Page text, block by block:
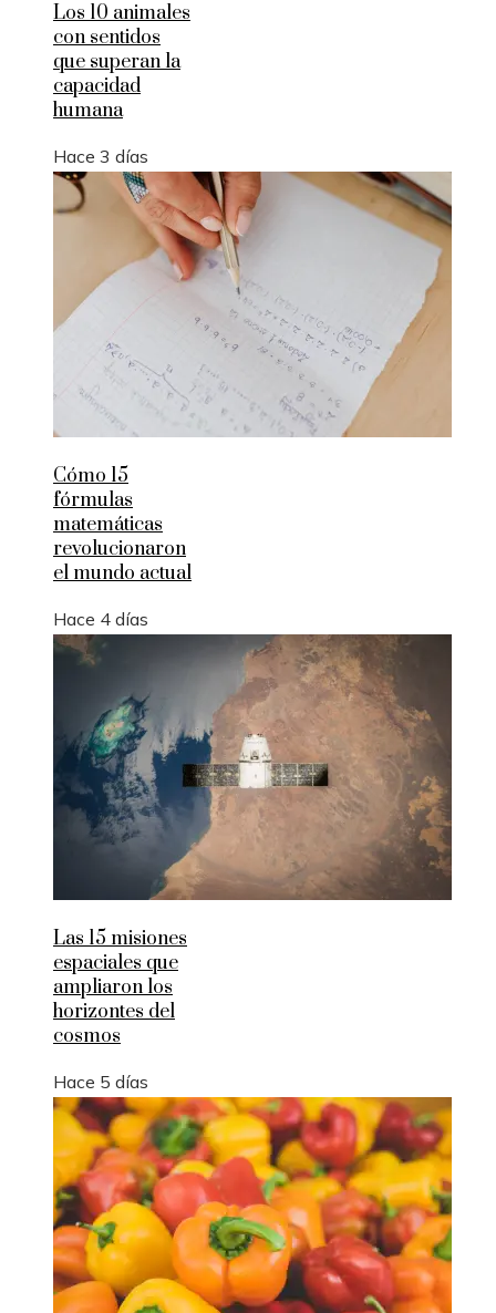
Los 10 animales
con sentidos
que superan la
capacidad
humana
Hace 3 días
Cómo 15
fórmulas
matemáticas
revolucionaron
el mundo actual
Hace 4 días
Las 15 misiones
espaciales que
ampliaron los
horizontes del
cosmos
Hace 5 días